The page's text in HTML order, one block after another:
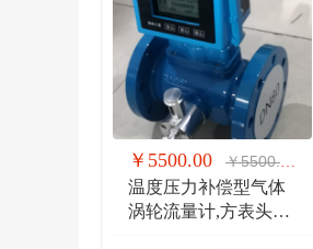
￥5500.00 ￥5500.00
温度压力补偿型气体
涡轮流量计,方表头防